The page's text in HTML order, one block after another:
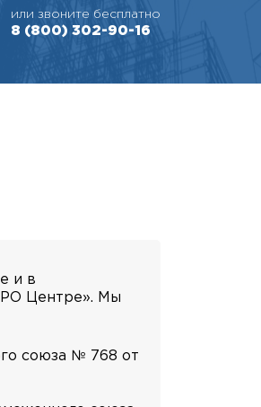
или звоните бесплатно
8 (800) 302-90-16
и в
Центре». Мы
союза № 768 от